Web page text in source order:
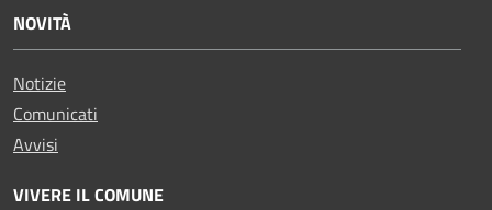
NOVITÀ
Notizie
Comunicati
Avvisi
VIVERE IL COMUNE